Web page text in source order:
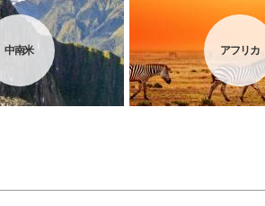
中南米 アフリカ